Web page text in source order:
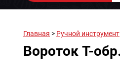
Главная > Ручной инструмент
Вороток T-